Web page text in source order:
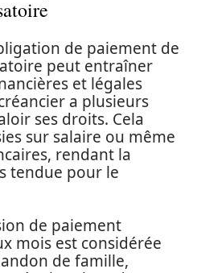
de paiement de
peut entraîner
et légales
a plusieurs
ses droits. Cela
sur salaire ou même
rendant la
tendue pour le
de paiement
mois est considérée
de famille,